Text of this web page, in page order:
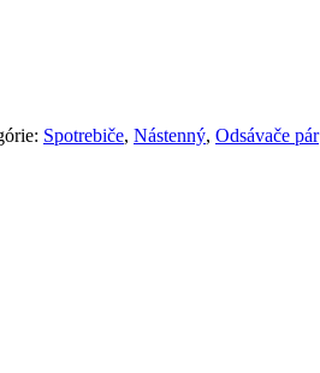
Spotrebiče, Nástenný, Odsávače pár